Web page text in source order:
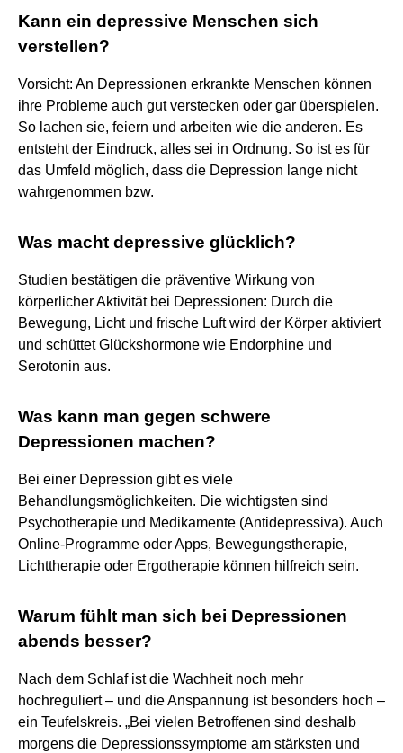
Kann ein depressive Menschen sich
verstellen?
Vorsicht: An Depressionen erkrankte Menschen können
ihre Probleme auch gut verstecken oder gar überspielen.
So lachen sie, feiern und arbeiten wie die anderen. Es
entsteht der Eindruck, alles sei in Ordnung. So ist es für
das Umfeld möglich, dass die Depression lange nicht
wahrgenommen bzw.
Was macht depressive glücklich?
Studien bestätigen die präventive Wirkung von
körperlicher Aktivität bei Depressionen: Durch die
Bewegung, Licht und frische Luft wird der Körper aktiviert
und schüttet Glückshormone wie Endorphine und
Serotonin aus.
Was kann man gegen schwere
Depressionen machen?
Bei einer Depression gibt es viele
Behandlungsmöglichkeiten. Die wichtigsten sind
Psychotherapie und Medikamente (Antidepressiva). Auch
Online-Programme oder Apps, Bewegungstherapie,
Lichttherapie oder Ergotherapie können hilfreich sein.
Warum fühlt man sich bei Depressionen
abends besser?
Nach dem Schlaf ist die Wachheit noch mehr
hochreguliert – und die Anspannung ist besonders hoch –
ein Teufelskreis. „Bei vielen Betroffenen sind deshalb
morgens die Depressionssymptome am stärksten und